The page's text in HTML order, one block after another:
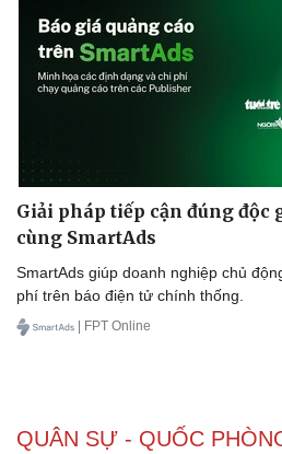
Giải pháp tiếp cận đúng độc
cùng SmartAds
SmartAds giúp doanh nghiệp chủ
phí trên báo điện tử chính thống.
| FPT Online
QUÂN SỰ - QUỐC